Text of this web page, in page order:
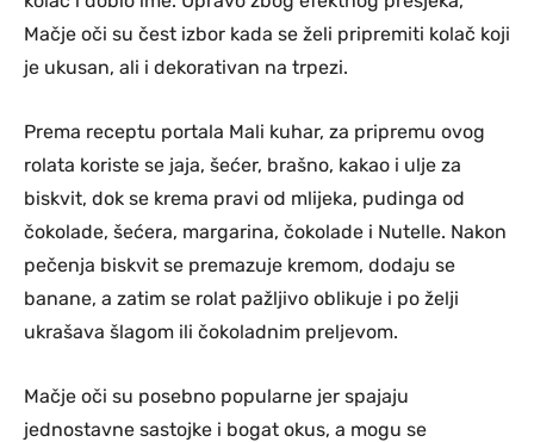
Mačje oči su čest izbor kada se želi pripremiti kolač koji
je ukusan, ali i dekorativan na trpezi.
Prema receptu portala Mali kuhar, za pripremu ovog
rolata koriste se jaja, šećer, brašno, kakao i ulje za
biskvit, dok se krema pravi od mlijeka, pudinga od
čokolade, šećera, margarina, čokolade i Nutelle. Nakon
pečenja biskvit se premazuje kremom, dodaju se
banane, a zatim se rolat pažljivo oblikuje i po želji
ukrašava šlagom ili čokoladnim preljevom.
Mačje oči su posebno popularne jer spajaju
jednostavne sastojke i bogat okus, a mogu se